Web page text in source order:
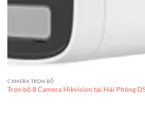
CAMERA TRỌN BỘ
Trọn bộ 8 Camera Hikvision tại Hải Phòng